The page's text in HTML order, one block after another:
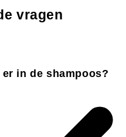
vragen
in de shampoos?